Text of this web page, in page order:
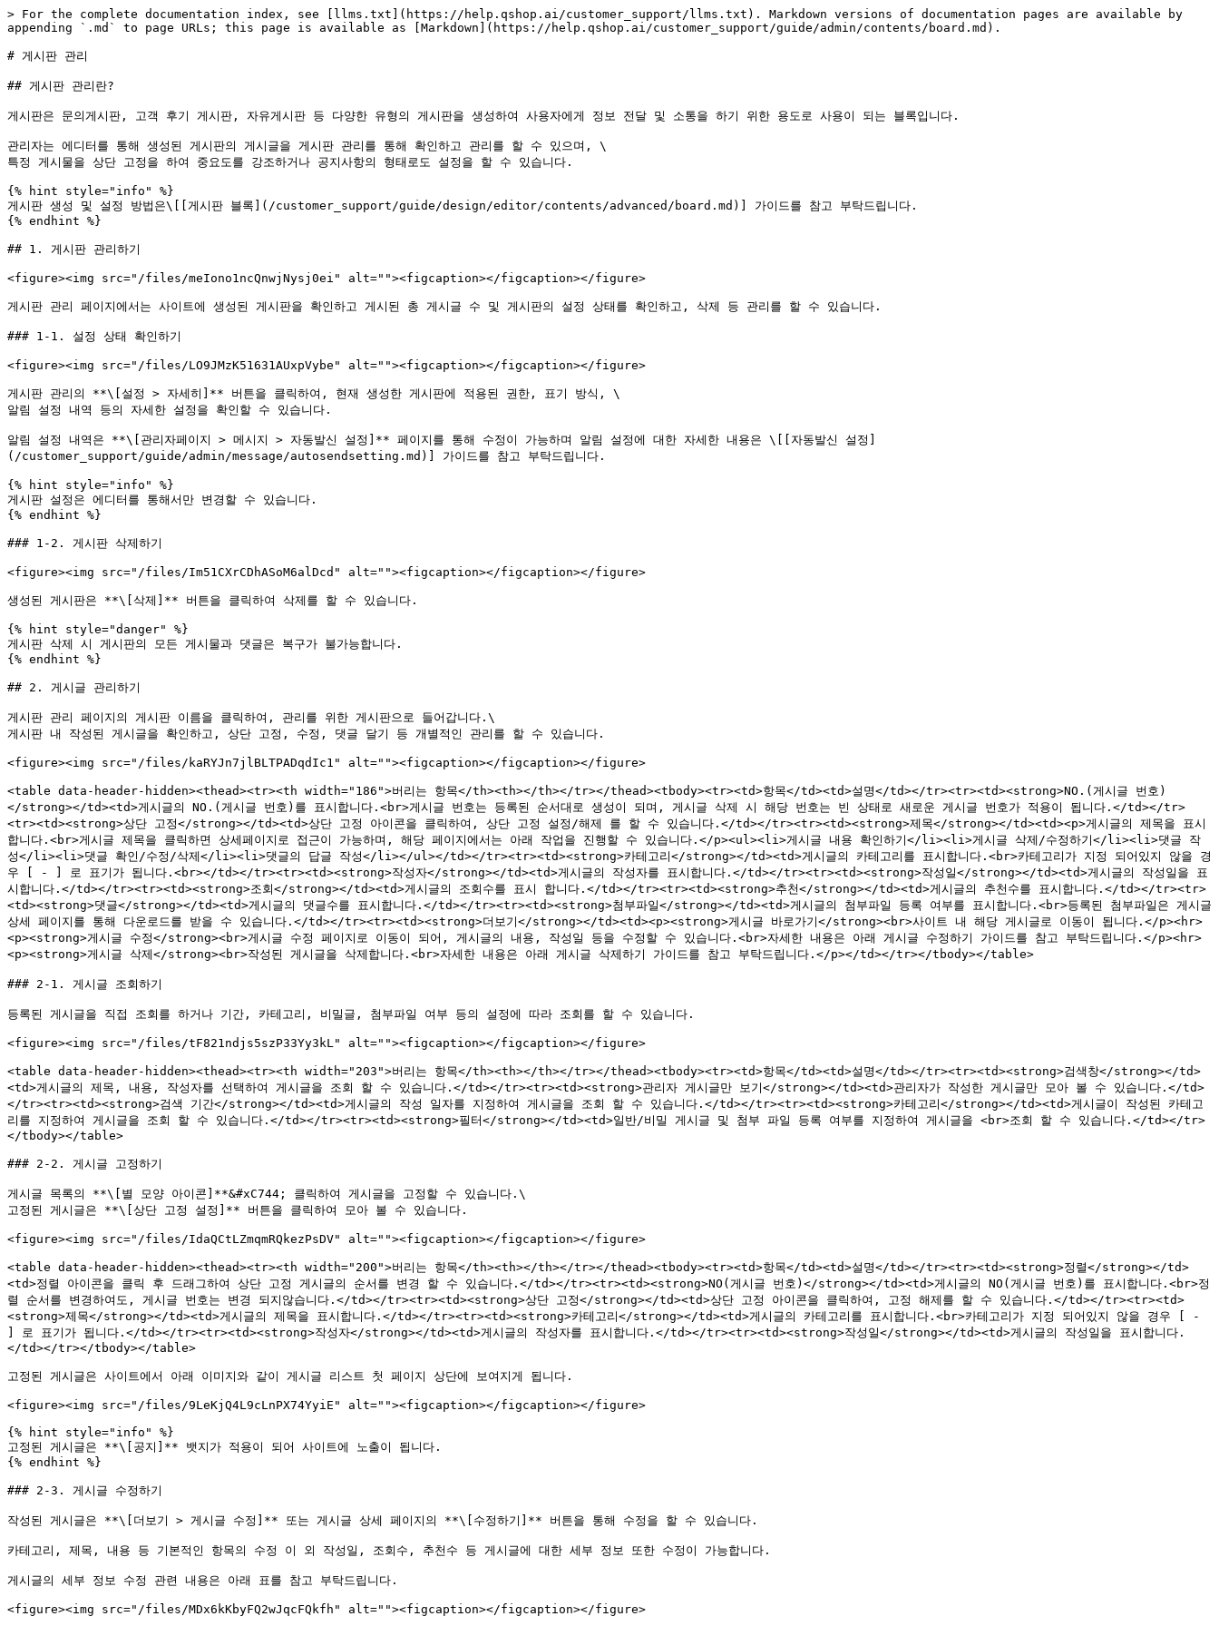
> For the complete documentation index, see [llms.txt](https://help.qshop.ai/customer_support/llms.txt). Markdown versions of documentation pages are available by
appending `.md` to page URLs; this page is available as [Markdown](https://help.qshop.ai/customer_support/guide/admin/contents/board.md).
# 게시판 관리
## 게시판 관리란?
게시판은 문의게시판, 고객 후기 게시판, 자유게시판 등 다양한 유형의 게시판을 생성하여 사용자에게 정보 전달 및 소통을 하기 위한 용도로 사용이 되는 블록입니다.
관리자는 에디터를 통해 생성된 게시판의 게시글을 게시판 관리를 통해 확인하고 관리를 할 수 있으며, \
특정 게시물을 상단 고정을 하여 중요도를 강조하거나 공지사항의 형태로도 설정을 할 수 있습니다.
{% hint style="info" %}
게시판 생성 및 설정 방법은\[[게시판 블록](/customer_support/guide/design/editor/contents/advanced/board.md)] 가이드를 참고 부탁드립니다.
{% endhint %}
## 1. 게시판 관리하기
<figure><img src="/files/meIono1ncQnwjNysj0ei" alt=""><figcaption></figcaption></figure>
게시판 관리 페이지에서는 사이트에 생성된 게시판을 확인하고 게시된 총 게시글 수 및 게시판의 설정 상태를 확인하고, 삭제 등 관리를 할 수 있습니다.
### 1-1. 설정 상태 확인하기
<figure><img src="/files/LO9JMzK51631AUxpVybe" alt=""><figcaption></figcaption></figure>
게시판 관리의 **\[설정 > 자세히]** 버튼을 클릭하여, 현재 생성한 게시판에 적용된 권한, 표기 방식, \
알림 설정 내역 등의 자세한 설정을 확인할 수 있습니다.
알림 설정 내역은 **\[관리자페이지 > 메시지 > 자동발신 설정]** 페이지를 통해 수정이 가능하며 알림 설정에 대한 자세한 내용은 \[[자동발신 설정]
(/customer_support/guide/admin/message/autosendsetting.md)] 가이드를 참고 부탁드립니다.
{% hint style="info" %}
게시판 설정은 에디터를 통해서만 변경할 수 있습니다.
{% endhint %}
### 1-2. 게시판 삭제하기
<figure><img src="/files/Im51CXrCDhASoM6alDcd" alt=""><figcaption></figcaption></figure>
생성된 게시판은 **\[삭제]** 버튼을 클릭하여 삭제를 할 수 있습니다.
{% hint style="danger" %}
게시판 삭제 시 게시판의 모든 게시물과 댓글은 복구가 불가능합니다.
{% endhint %}
## 2. 게시글 관리하기
게시판 관리 페이지의 게시판 이름을 클릭하여, 관리를 위한 게시판으로 들어갑니다.\
게시판 내 작성된 게시글을 확인하고, 상단 고정, 수정, 댓글 달기 등 개별적인 관리를 할 수 있습니다.
<figure><img src="/files/kaRYJn7jlBLTPADqdIc1" alt=""><figcaption></figcaption></figure>
<table data-header-hidden><thead><tr><th width="186">버리는 항목</th><th></th></tr></thead><tbody><tr><td>항목</td><td>설명</td></tr><tr><td><strong>NO.(게시글 번호)
</strong></td><td>게시글의 NO.(게시글 번호)를 표시합니다.<br>게시글 번호는 등록된 순서대로 생성이 되며, 게시글 삭제 시 해당 번호는 빈 상태로 새로운 게시글 번호가 적용이 됩니다.</td></tr>
<tr><td><strong>상단 고정</strong></td><td>상단 고정 아이콘을 클릭하여, 상단 고정 설정/해제 를 할 수 있습니다.</td></tr><tr><td><strong>제목</strong></td><td><p>게시글의 제목을 표시
합니다.<br>게시글 제목을 클릭하면 상세페이지로 접근이 가능하며, 해당 페이지에서는 아래 작업을 진행할 수 있습니다.</p><ul><li>게시글 내용 확인하기</li><li>게시글 삭제/수정하기</li><li>댓글 작
성</li><li>댓글 확인/수정/삭제</li><li>댓글의 답글 작성</li></ul></td></tr><tr><td><strong>카테고리</strong></td><td>게시글의 카테고리를 표시합니다.<br>카테고리가 지정 되어있지 않을 경
우 [ - ] 로 표기가 됩니다.<br></td></tr><tr><td><strong>작성자</strong></td><td>게시글의 작성자를 표시합니다.</td></tr><tr><td><strong>작성일</strong></td><td>게시글의 작성일을 표
시합니다.</td></tr><tr><td><strong>조회</strong></td><td>게시글의 조회수를 표시 합니다.</td></tr><tr><td><strong>추천</strong></td><td>게시글의 추천수를 표시합니다.</td></tr><tr>
<td><strong>댓글</strong></td><td>게시글의 댓글수를 표시합니다.</td></tr><tr><td><strong>첨부파일</strong></td><td>게시글의 첨부파일 등록 여부를 표시합니다.<br>등록된 첨부파일은 게시글
상세 페이지를 통해 다운로드를 받을 수 있습니다.</td></tr><tr><td><strong>더보기</strong></td><td><p><strong>게시글 바로가기</strong><br>사이트 내 해당 게시글로 이동이 됩니다.</p><hr>
<p><strong>게시글 수정</strong><br>게시글 수정 페이지로 이동이 되어, 게시글의 내용, 작성일 등을 수정할 수 있습니다.<br>자세한 내용은 아래 게시글 수정하기 가이드를 참고 부탁드립니다.</p><hr>
<p><strong>게시글 삭제</strong><br>작성된 게시글을 삭제합니다.<br>자세한 내용은 아래 게시글 삭제하기 가이드를 참고 부탁드립니다.</p></td></tr></tbody></table>
### 2-1. 게시글 조회하기
등록된 게시글을 직접 조회를 하거나 기간, 카테고리, 비밀글, 첨부파일 여부 등의 설정에 따라 조회를 할 수 있습니다.
<figure><img src="/files/tF821ndjs5szP33Yy3kL" alt=""><figcaption></figcaption></figure>
<table data-header-hidden><thead><tr><th width="203">버리는 항목</th><th></th></tr></thead><tbody><tr><td>항목</td><td>설명</td></tr><tr><td><strong>검색창</strong></td>
<td>게시글의 제목, 내용, 작성자를 선택하여 게시글을 조회 할 수 있습니다.</td></tr><tr><td><strong>관리자 게시글만 보기</strong></td><td>관리자가 작성한 게시글만 모아 볼 수 있습니다.</td>
</tr><tr><td><strong>검색 기간</strong></td><td>게시글의 작성 일자를 지정하여 게시글을 조회 할 수 있습니다.</td></tr><tr><td><strong>카테고리</strong></td><td>게시글이 작성된 카테고
리를 지정하여 게시글을 조회 할 수 있습니다.</td></tr><tr><td><strong>필터</strong></td><td>일반/비밀 게시글 및 첨부 파일 등록 여부를 지정하여 게시글을 <br>조회 할 수 있습니다.</td></tr>
</tbody></table>
### 2-2. 게시글 고정하기
게시글 목록의 **\[별 모양 아이콘]**&#xC744; 클릭하여 게시글을 고정할 수 있습니다.\
고정된 게시글은 **\[상단 고정 설정]** 버튼을 클릭하여 모아 볼 수 있습니다.
<figure><img src="/files/IdaQCtLZmqmRQkezPsDV" alt=""><figcaption></figcaption></figure>
<table data-header-hidden><thead><tr><th width="200">버리는 항목</th><th></th></tr></thead><tbody><tr><td>항목</td><td>설명</td></tr><tr><td><strong>정렬</strong></td>
<td>정렬 아이콘을 클릭 후 드래그하여 상단 고정 게시글의 순서를 변경 할 수 있습니다.</td></tr><tr><td><strong>NO(게시글 번호)</strong></td><td>게시글의 NO(게시글 번호)를 표시합니다.<br>정
렬 순서를 변경하여도, 게시글 번호는 변경 되지않습니다.</td></tr><tr><td><strong>상단 고정</strong></td><td>상단 고정 아이콘을 클릭하여, 고정 해제를 할 수 있습니다.</td></tr><tr><td>
<strong>제목</strong></td><td>게시글의 제목을 표시합니다.</td></tr><tr><td><strong>카테고리</strong></td><td>게시글의 카테고리를 표시합니다.<br>카테고리가 지정 되어있지 않을 경우 [ -
] 로 표기가 됩니다.</td></tr><tr><td><strong>작성자</strong></td><td>게시글의 작성자를 표시합니다.</td></tr><tr><td><strong>작성일</strong></td><td>게시글의 작성일을 표시합니다.
</td></tr></tbody></table>
고정된 게시글은 사이트에서 아래 이미지와 같이 게시글 리스트 첫 페이지 상단에 보여지게 됩니다.
<figure><img src="/files/9LeKjQ4L9cLnPX74YyiE" alt=""><figcaption></figcaption></figure>
{% hint style="info" %}
고정된 게시글은 **\[공지]** 뱃지가 적용이 되어 사이트에 노출이 됩니다.
{% endhint %}
### 2-3. 게시글 수정하기
작성된 게시글은 **\[더보기 > 게시글 수정]** 또는 게시글 상세 페이지의 **\[수정하기]** 버튼을 통해 수정을 할 수 있습니다.
카테고리, 제목, 내용 등 기본적인 항목의 수정 이 외 작성일, 조회수, 추천수 등 게시글에 대한 세부 정보 또한 수정이 가능합니다.
게시글의 세부 정보 수정 관련 내용은 아래 표를 참고 부탁드립니다.
<figure><img src="/files/MDx6kKbyFQ2wJqcFQkfh" alt=""><figcaption></figcaption></figure>